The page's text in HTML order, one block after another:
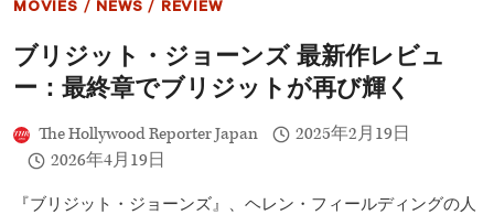
華
ャ
ス
ト
無
駄
に
MOVIES / NEWS / REVIEW
ブリジット・ジョーンズ 最新作レビュ
ー：最終章でブリジットが再び輝く
The Hollywood Reporter Japan
2025年2月19日
2026年4月19日
『ブリジット・ジョーンズ』、ヘレン・フィールディングの人